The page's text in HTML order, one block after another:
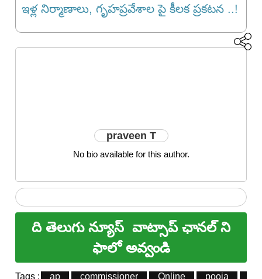
ఇళ్ల నిర్మాణాలు, గృహప్రవేశాల పై కీలక ప్రకటన ..!
praveen T
No bio available for this author.
ది తెలుగు న్యూస్ వాట్సాప్ ఛానల్ ని
ఫాలో అవ్వండి
Tags : ap commissioner Online pooja